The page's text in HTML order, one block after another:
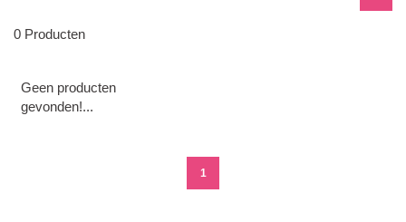
0 Producten
Geen producten
gevonden!...
1